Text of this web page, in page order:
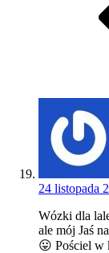
24 listopada
Wózki dla
ale mój Jaś
😛 Pościel w